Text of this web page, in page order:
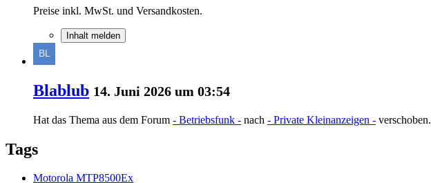
Preise inkl. MwSt. und Versandkosten.
Inhalt melden
Blablub 14. Juni 2026 um 03:54
Hat das Thema aus dem Forum - Betriebsfunk - nach - Private Kleinanzeigen - verschoben.
Tags
Motorola MTP8500Ex